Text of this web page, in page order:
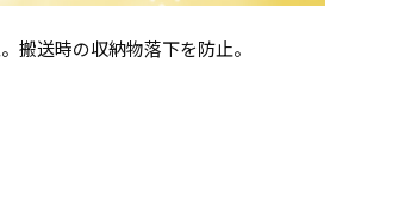
搬送時の収納物落下を防止。